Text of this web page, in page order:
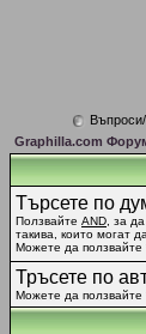
Graphilla.com
Търсете по
Ползвайте AND , за
такива, които могат
Можете да ползвайте
Тръсете по
Можете да ползвайте